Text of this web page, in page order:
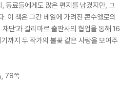
동료들에게도 많은 편지를 남겼지만, 그
이 책은 그간 베일에 가려진 콘수엘로의
단’과 갈리마르 출판사의 협업을 통해 16
까지 두 작가의 불꽃 같은 사랑을 보여주
, 78쪽